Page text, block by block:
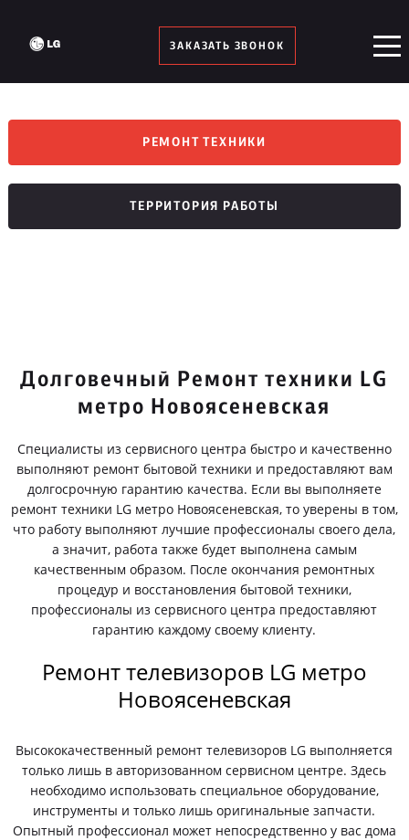
ЗАКАЗАТЬ ЗВОНОК
РЕМОНТ ТЕХНИКИ
ТЕРРИТОРИЯ РАБОТЫ
Долговечный Ремонт техники LG
метро Новоясеневская
Специалисты из сервисного центра быстро и качественно
выполняют ремонт бытовой техники и предоставляют вам
долгосрочную гарантию качества. Если вы выполняете
ремонт техники LG метро Новоясеневская, то уверены в том,
что работу выполняют лучшие профессионалы своего дела,
а значит, работа также будет выполнена самым
качественным образом. После окончания ремонтных
процедур и восстановления бытовой техники,
профессионалы из сервисного центра предоставляют
гарантию каждому своему клиенту.
Ремонт телевизоров LG метро
Новоясеневская
Высококачественный ремонт телевизоров LG выполняется
только лишь в авторизованном сервисном центре. Здесь
необходимо использовать специальное оборудование,
инструменты и только лишь оригинальные запчасти.
Опытный профессионал может непосредственно у вас дома